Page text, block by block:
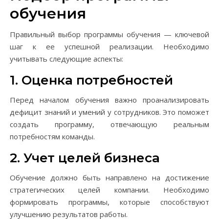
обучения
Правильный выбор программы обучения — ключевой
шаг к ее успешной реализации. Необходимо
учитывать следующие аспекты:
1. Оценка потребностей
Перед началом обучения важно проанализировать
дефицит знаний и умений у сотрудников. Это поможет
создать программу, отвечающую реальным
потребностям команды.
2. Учет целей бизнеса
Обучение должно быть направлено на достижение
стратегических целей компании. Необходимо
формировать программы, которые способствуют
улучшению результатов работы.